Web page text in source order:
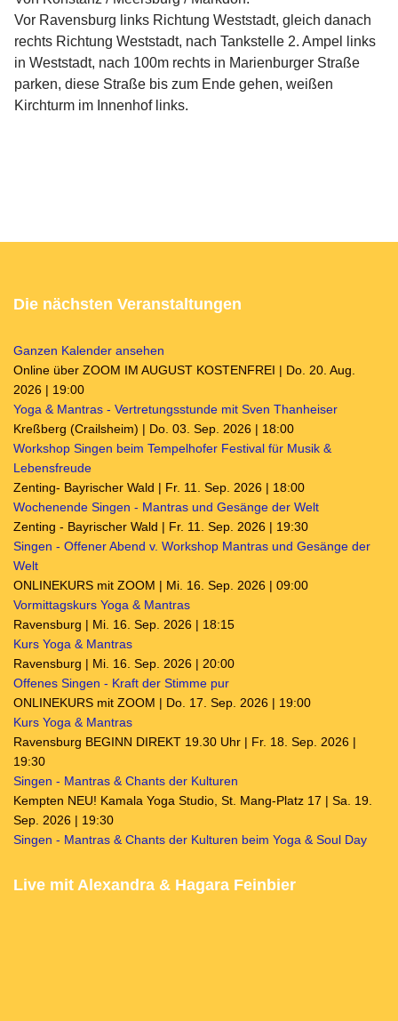
Vor Ravensburg links Richtung Weststadt, gleich danach
rechts Richtung Weststadt, nach Tankstelle 2. Ampel links
in Weststadt, nach 100m rechts in Marienburger Straße
parken, diese Straße bis zum Ende gehen, weißen
Kirchturm im Innenhof links.
Die nächsten Veranstaltungen
Ganzen Kalender ansehen
Online über ZOOM IM AUGUST KOSTENFREI | Do. 20. Aug.
2026 | 19:00
Yoga & Mantras - Vertretungsstunde mit Sven Thanheiser
Kreßberg (Crailsheim) | Do. 03. Sep. 2026 | 18:00
Workshop Singen beim Tempelhofer Festival für Musik &
Lebensfreude
Zenting- Bayrischer Wald | Fr. 11. Sep. 2026 | 18:00
Wochenende Singen - Mantras und Gesänge der Welt
Zenting - Bayrischer Wald | Fr. 11. Sep. 2026 | 19:30
Singen - Offener Abend v. Workshop Mantras und Gesänge der
Welt
ONLINEKURS mit ZOOM | Mi. 16. Sep. 2026 | 09:00
Vormittagskurs Yoga & Mantras
Ravensburg | Mi. 16. Sep. 2026 | 18:15
Kurs Yoga & Mantras
Ravensburg | Mi. 16. Sep. 2026 | 20:00
Offenes Singen - Kraft der Stimme pur
ONLINEKURS mit ZOOM | Do. 17. Sep. 2026 | 19:00
Kurs Yoga & Mantras
Ravensburg BEGINN DIREKT 19.30 Uhr | Fr. 18. Sep. 2026 |
19:30
Singen - Mantras & Chants der Kulturen
Kempten NEU! Kamala Yoga Studio, St. Mang-Platz 17 | Sa. 19.
Sep. 2026 | 19:30
Singen - Mantras & Chants der Kulturen beim Yoga & Soul Day
Live mit Alexandra & Hagara Feinbier